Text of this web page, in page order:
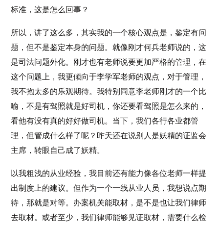
标准，这是怎么回事？
所以，讲了这么多，其实我的一个核心观点是，鉴定有问
题，但不是鉴定本身的问题。就像刚才何兵老师说的，这
是司法问题外化。刚才也有老师说要更加严格的管理，在
这个问题上，我更倾向于李学军老师的观点，对于管理，
我不抱太多的乐观期待。我特别同意李老师刚才的一个比
喻，不是有驾照就是好司机，你还要看驾照是怎么来的，
看他有没有真的好好做司机。当下，我们各行各业都管
理，但管成什么样了呢？昨天还在说别人是妖精的证监会
主席，转眼自己成了妖精。
以我粗浅的从业经验，我目前还有能力像各位老师一样提
出制度上的建议。但作为一个一线从业人员，我想说点期
待，那就是对等。办案机关能取材，是不是也让我们律师
去取材。或者至少，我们律师能够见证取材，需要什么检